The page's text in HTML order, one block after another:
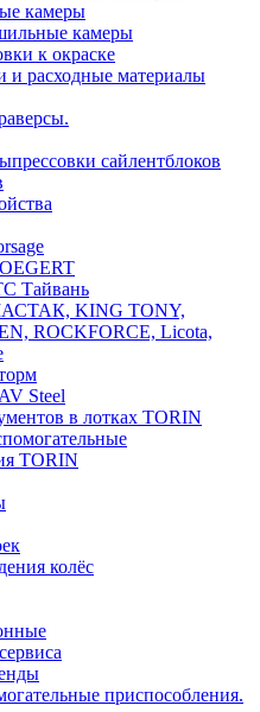
камеры
камеры
к окраске
и расходные материалы
сайлентблоков
Тайвань
KING TONY,
ROCKFORCE, Licota,
Steel
в лотках TORIN
TORIN
колёс
приспособления.